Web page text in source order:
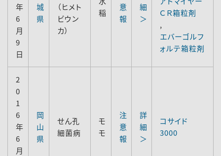
年
6
月
9
日
城
県
（ヒメト
ビウン
カ）
稲
意
報
細
＞
ＣＲ箱粒剤
,
エバーゴルフ
ォルテ箱粒剤
2
0
1
6
年
6
月
岡
山
県
せん孔
細菌病
モ
モ
注
意
報
詳
細
＞
コサイド
3000